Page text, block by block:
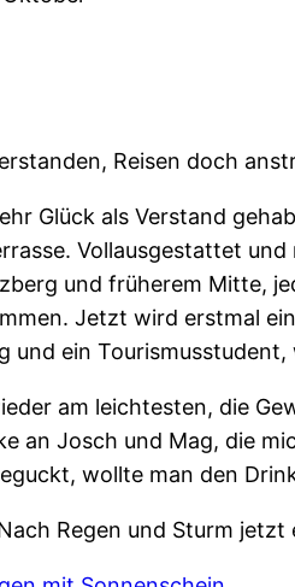
Reisen doch
Glück als Verstand
Vollausgestattet
und früherem Mitte,
Jetzt wird erstmal
und ein
am leichtesten, die
an Josch und Mag, die
wollte man den
Regen und Sturm